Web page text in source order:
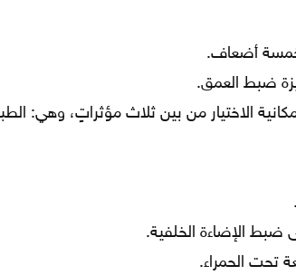
بخمسة أضعاف.
ضبط العمق.
الاختيار من بين ثلاث مؤثراتٍ، وهي:
الإضاءة الخلفية.